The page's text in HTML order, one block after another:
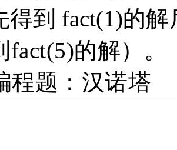
得到 fact(1)的解
的解）。
程题：汉诺塔